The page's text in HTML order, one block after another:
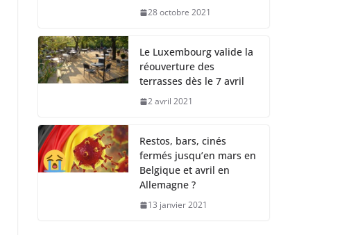
28 octobre 2021
Le Luxembourg valide la
réouverture des
terrasses dès le 7 avril
2 avril 2021
Restos, bars, cinés
fermés jusqu’en mars en
Belgique et avril en
Allemagne ?
13 janvier 2021